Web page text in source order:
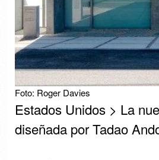
Foto: Roger Davies
Estados Unidos > La
diseñada por Tadao